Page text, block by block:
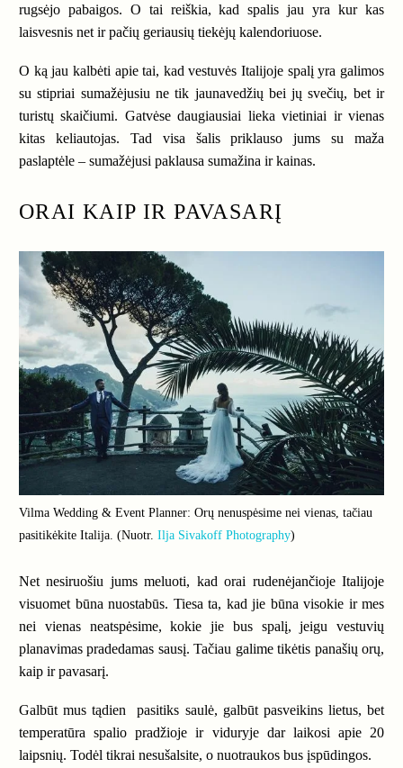
rugsėjo pabaigos. O tai reiškia, kad spalis jau yra kur kas
laisvesnis net ir pačių geriausių tiekėjų kalendoriuose.
O ką jau kalbėti apie tai, kad vestuvės Italijoje spalį yra galimos
su stipriai sumažėjusiu ne tik jaunavedžių bei jų svečių, bet ir
turistų skaičiumi. Gatvėse daugiausiai lieka vietiniai ir vienas
kitas keliautojas. Tad visa šalis priklauso jums su maža
paslaptėle – sumažėjusi paklausa sumažina ir kainas.
ORAI KAIP IR PAVASARĮ
Vilma Wedding & Event Planner: Orų nenuspėsime nei vienas, tačiau
pasitikėkite Italija. (Nuotr. Ilja Sivakoff Photography)
Net nesiruošiu jums meluoti, kad orai rudenėjančioje Italijoje
visuomet būna nuostabūs. Tiesa ta, kad jie būna visokie ir mes
nei vienas neatspėsime, kokie jie bus spalį, jeigu vestuvių
planavimas pradedamas sausį. Tačiau galime tikėtis panašių orų,
kaip ir pavasarį.
Galbūt mus tądien pasitiks saulė, galbūt pasveikins lietus, bet
temperatūra spalio pradžioje ir viduryje dar laikosi apie 20
laipsnių. Todėl tikrai nesušalsite, o nuotraukos bus įspūdingos.